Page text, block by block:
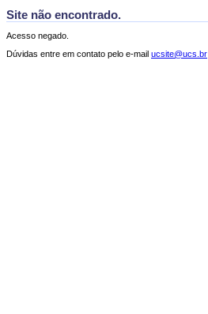
Site não encontrado.
Acesso negado.
Dúvidas entre em contato pelo e-mail ucsite@ucs.br